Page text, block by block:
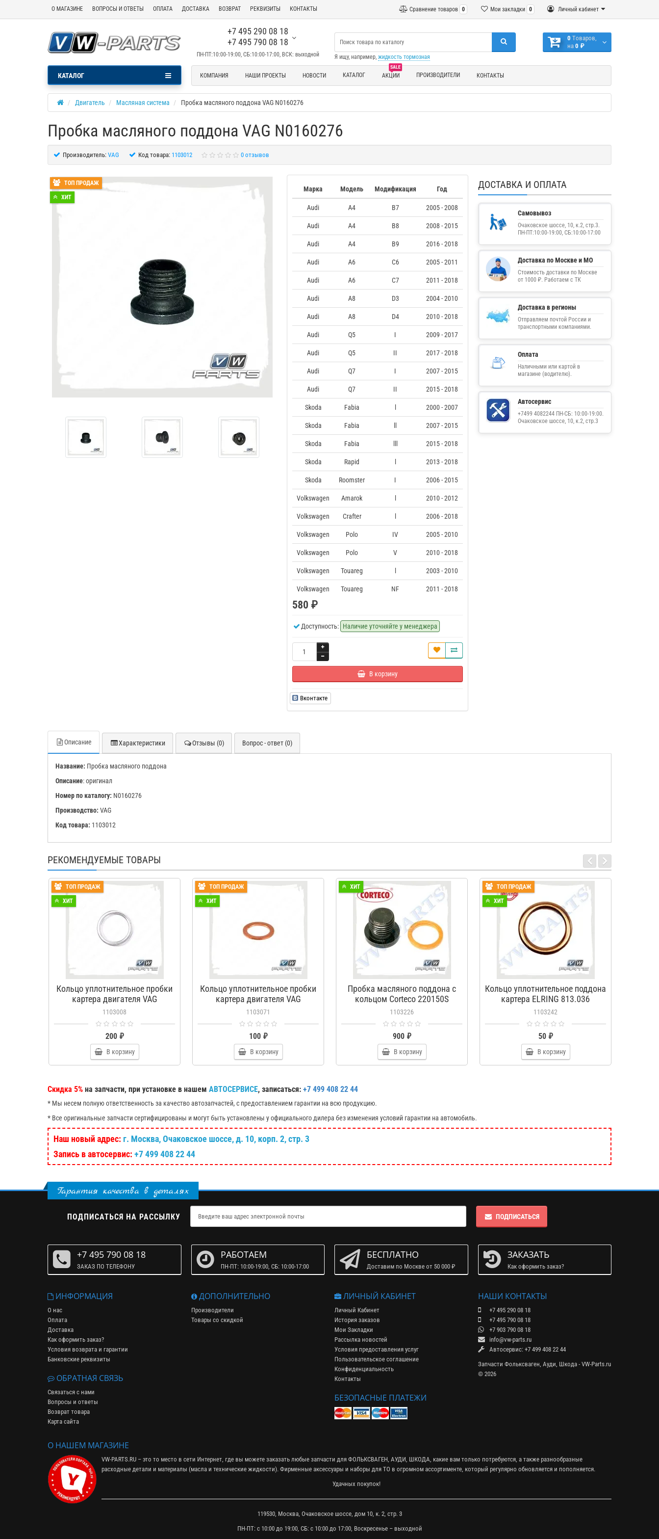
О МАГАЗИНЕ ВОПРОСЫ И ОТВЕТЫ ОПЛАТА ДОСТАВКА ВОЗВРАТ РЕКВИЗИТЫ КОНТАКТЫ Личный кабинет
Мои закладки 0
Сравнение товаров 0
+7 495 290 08 18
+7 495 790 08 18
ПН-ПТ:10:00-19:00, СБ:10:00-17:00, ВСК: выходной
0 Tоваров,
на 0 ₽
Я ищу, например, жидкость тормозная
КАТАЛОГ КОМПАНИЯ НАШИ ПРОЕКТЫ НОВОСТИ КАТАЛОГ
SALE
АКЦИИ ПРОИЗВОДИТЕЛИ КОНТАКТЫ
Двигатель Масляная система Пробка масляного поддона VAG N0160276
Пробка масляного поддона VAG N0160276
Производитель: VAG Код товара: 1103012 0 отзывов
ТОП ПРОДАЖ
ХИТ
Марка Модель Модификация Год
Audi A4 B7 2005 - 2008
Audi A4 B8 2008 - 2015
Audi A4 B9 2016 - 2018
Audi A6 C6 2005 - 2011
Audi A6 C7 2011 - 2018
Audi A8 D3 2004 - 2010
Audi A8 D4 2010 - 2018
Audi Q5 I 2009 - 2017
Audi Q5 II 2017 - 2018
Audi Q7 I 2007 - 2015
Audi Q7 II 2015 - 2018
Skoda Fabia 2000 - 2007
Skoda Fabia 2007 - 2015
Skoda Fabia 2015 - 2018
Skoda Rapid 2013 - 2018
Skoda Roomster I 2006 - 2015
Volkswagen Amarok 2010 - 2012
Volkswagen Crafter 2006 - 2018
Volkswagen Polo IV 2005 - 2010
Volkswagen Polo V 2010 - 2018
Volkswagen Touareg 2003 - 2010
Volkswagen Touareg NF 2011 - 2018
580 ₽
Доступность: Наличие уточняйте у менеджера
В корзину
Вконтакте
ДОСТАВКА И ОПЛАТА
Самовывоз
Очаковское шоссе, 10, к.2, стр.3.
ПН-ПТ:10:00-19:00, СБ:10:00-17:00
Доставка по Москве и МО
Стоимость доставки по Москве
от 1000 ₽. Работаем с ТК
Доставка в регионы
Отправляем почтой России и
транспортными компаниями.
Оплата
Наличными или картой в
магазине (водителю).
Автосервис
+7499 4082244 ПН-СБ: 10:00-19:00.
Очаковское шоссе, 10, к.2, стр.3
Описание Характеристики Отзывы (0) Вопрос - ответ (0)
Название: Пробка масляного поддона
Описание: оригинал
Номер по каталогу: N0160276
Производство: VAG
Код товара: 1103012
РЕКОМЕНДУЕМЫЕ ТОВАРЫ
ТОП ПРОДАЖ
ХИТ
Кольцо уплотнительное пробки
картера двигателя VAG
N0138157
1103008
200 ₽
В корзину
ТОП ПРОДАЖ
ХИТ
Кольцо уплотнительное пробки
картера двигателя VAG
N0138492
1103071
100 ₽
В корзину
ХИТ
Пробка масляного поддона с
кольцом Corteco 220150S
1103226
900 ₽
В корзину
ТОП ПРОДАЖ
ХИТ
Кольцо уплотнительное поддона
картера ELRING 813.036
1103242
50 ₽
В корзину
Скидка 5% на запчасти, при установке в нашем АВТОСЕРВИСЕ, записаться: +7 499 408 22 44
* Мы несем полную ответственность за качество автозапчастей, с предоставлением гарантии на всю продукцию.
* Все оригинальные запчасти сертифицированы и могут быть установлены у официального дилера без изменения условий гарантии на автомобиль.
Наш новый адрес: г. Москва, Очаковское шоссе, д. 10, корп. 2, стр. 3
Запись в автосервис: +7 499 408 22 44
Гарантия качества в деталях
ПОДПИСАТЬСЯ НА РАССЫЛКУ ПОДПИСАТЬСЯ
+7 495 790 08 18
ЗАКАЗ ПО ТЕЛЕФОНУ
РАБОТАЕМ
ПН-ПТ: 10:00-19:00, СБ: 10:00-17:00
БЕСПЛАТНО
Доставим по Москве от 50 000 ₽
ЗАКАЗАТЬ
Как оформить заказ?
ИНФОРМАЦИЯ
О нас
Оплата
Доставка
Как оформить заказ?
Условия возврата и гарантии
Банковские реквизиты
ОБРАТНАЯ СВЯЗЬ
Связаться с нами
Вопросы и ответы
Возврат товара
Карта сайта
ДОПОЛНИТЕЛЬНО
Производители
Товары со скидкой
ЛИЧНЫЙ КАБИНЕТ
Личный Кабинет
История заказов
Мои Закладки
Рассылка новостей
Условия предоставления услуг
Пользовательское соглашение
Конфиденциальность
Контакты
БЕЗОПАСНЫЕ ПЛАТЕЖИ
НАШИ КОНТАКТЫ
+7 495 290 08 18
+7 495 790 08 18
+7 903 790 08 18
info@vw-parts.ru
Автосервис: +7 499 408 22 44
Запчасти Фольксваген, Ауди, Шкода - VW-Parts.ru
© 2026
О НАШЕМ МАГАЗИНЕ
VW-PARTS.RU – это то место в сети Интернет, где вы можете заказать любые запчасти для ФОЛЬКСВАГЕН, АУДИ, ШКОДА, какие вам только потребуются, а также разнообразные
расходные детали и материалы (масла и технические жидкости). Фирменные аксессуары и наборы для ТО в огромном ассортименте, который регулярно обновляется и пополняется.
Удачных покупок!
119530, Москва, Очаковское шоссе, дом 10, к. 2, стр. 3
ПН-ПТ: с 10:00 до 19:00, СБ: с 10:00 до 17:00, Воскресенье – выходной